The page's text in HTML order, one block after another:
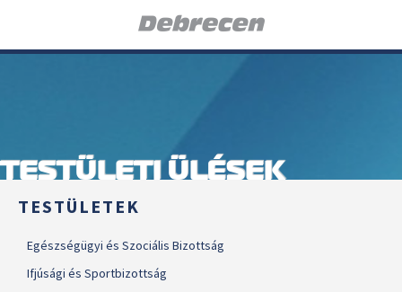
TESTÜLETI ÜLÉSEK
TESTÜLETEK
Egészségügyi és Szociális Bizottság
Ifjúsági és Sportbizottság